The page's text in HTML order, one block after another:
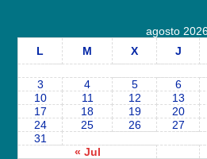
agosto
L
M X J
« Jul
3
4 5 6
10
11 12 13
17
18 19 20
24
25 26 27
31